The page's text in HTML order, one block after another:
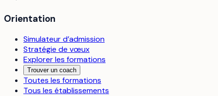
Orientation
Simulateur d’admission
Stratégie de vœux
Explorer les formations
Trouver un coach
Toutes les formations
Tous les établissements